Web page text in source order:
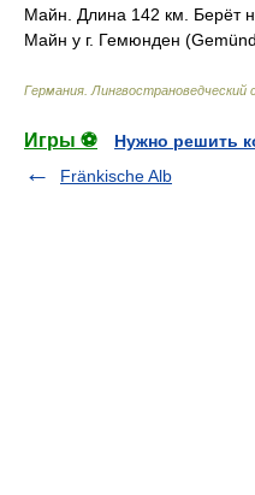
Майн. Длина 142 км. Берёт
Майн у г. Гемюнден
Германия. Лингвострановедческий
Игры ⚽
Нужно решить
Fränkische Alb